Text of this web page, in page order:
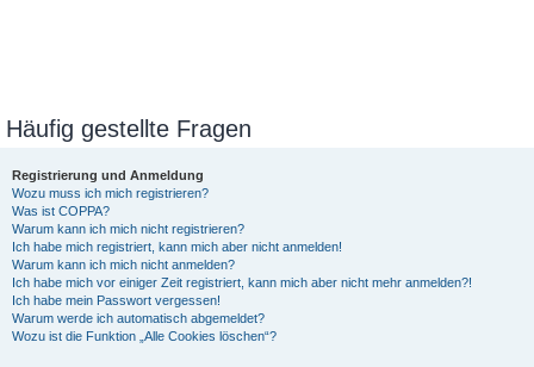
Häufig gestellte Fragen
Registrierung und Anmeldung
Wozu muss ich mich registrieren?
Was ist COPPA?
Warum kann ich mich nicht registrieren?
Ich habe mich registriert, kann mich aber nicht anmelden!
Warum kann ich mich nicht anmelden?
Ich habe mich vor einiger Zeit registriert, kann mich aber nicht mehr anmelden?!
Ich habe mein Passwort vergessen!
Warum werde ich automatisch abgemeldet?
Wozu ist die Funktion „Alle Cookies löschen“?